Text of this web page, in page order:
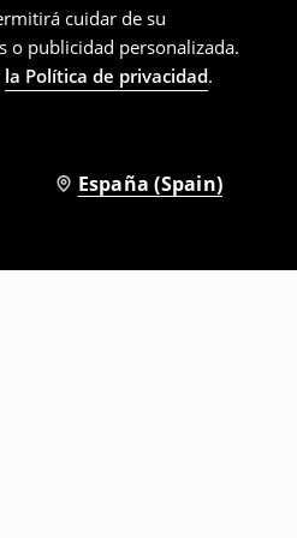
cuidar de su
o publicidad personalizada.
la Política de privacidad.
España (Spain)